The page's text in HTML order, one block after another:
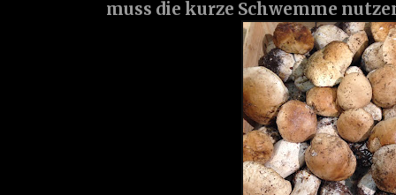
muss die kurze Schwemme